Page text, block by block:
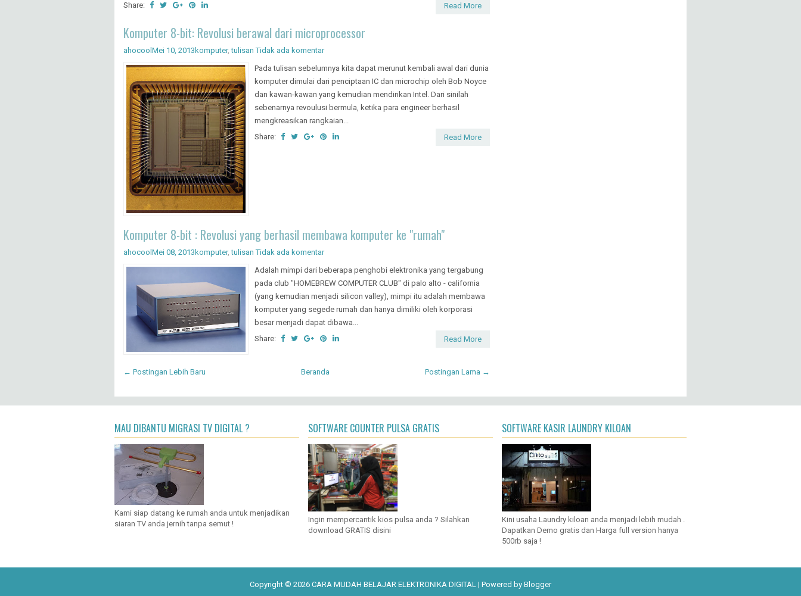
Share:
Read More
Komputer 8-bit: Revolusi berawal dari microprocessor
ahocool Mei 10, 2013 komputer,tulisan Tidak ada komentar
Pada tulisan sebelumnya kita dapat merunut kembali awal dari dunia
komputer dimulai dari penciptaan IC dan microchip oleh Bob Noyce
dan kawan-kawan yang kemudian mendirikan Intel. Dari sinilah
sebenarnya revoulusi bermula, ketika para engineer berhasil
mengkreasikan rangkaian...
Share:
Read More
Komputer 8-bit : Revolusi yang berhasil membawa komputer ke "rumah"
ahocool Mei 08, 2013 komputer,tulisan Tidak ada komentar
Adalah mimpi dari beberapa penghobi elektronika yang tergabung
pada club "HOMEBREW COMPUTER CLUB" di palo alto - california
(yang kemudian menjadi silicon valley), mimpi itu adalah membawa
komputer yang segede rumah dan hanya dimiliki oleh korporasi
besar menjadi dapat dibawa...
Share:
Read More
← Postingan Lebih Baru Postingan Lama →
Beranda
MAU DIBANTU MIGRASI TV DIGITAL ?
Kami siap datang ke rumah anda untuk menjadikan
siaran TV anda jernih tanpa semut !
SOFTWARE COUNTER PULSA GRATIS
Ingin mempercantik kios pulsa anda ? Silahkan
download GRATIS disini
SOFTWARE KASIR LAUNDRY KILOAN
Kini usaha Laundry kiloan anda menjadi lebih mudah .
Dapatkan Demo gratis dan Harga full version hanya
500rb saja !
Copyright © 2026 CARA MUDAH BELAJAR ELEKTRONIKA DIGITAL | Powered by Blogger